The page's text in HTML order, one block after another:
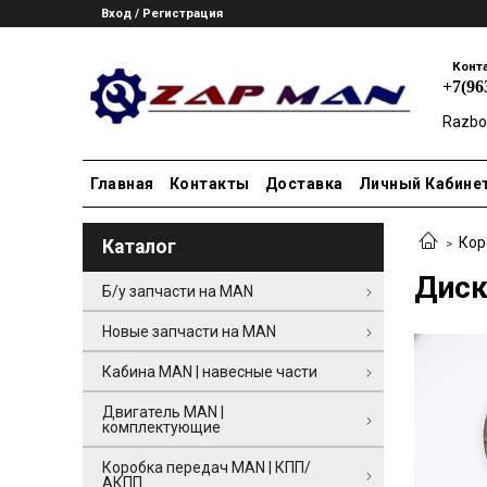
Вход / Регистрация
Главная Контакты Доставка Личный
Каталог
Б/у запчасти на MAN
Новые запчасти на MAN
Кабина MAN | навесные части
Двигатель MAN |
комплектующие
Коробка передач MAN | КПП/
АКПП